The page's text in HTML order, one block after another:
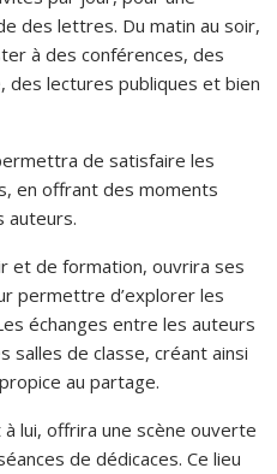
des lettres. Du matin au soir,
à des conférences, des
des lectures publiques et bien
de satisfaire les
en offrant des moments
auteurs.
et de formation, ouvrira ses
permettre d’explorer les
échanges entre les auteurs
salles de classe, créant ainsi
au partage.
lui, offrira une scène ouverte
de dédicaces. Ce lieu